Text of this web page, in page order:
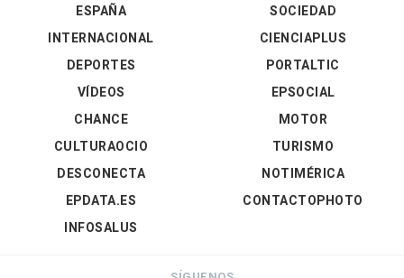
ESPAÑA
INTERNACIONAL
DEPORTES
VÍDEOS
SOCIEDAD
CIENCIAPLUS
PORTALTIC
EPSOCIAL
CHANCE
CULTURAOCIO
DESCONECTA
EPDATA.ES
INFOSALUS
MOTOR
TURISMO
NOTIMÉRICA
CONTACTOPHOTO